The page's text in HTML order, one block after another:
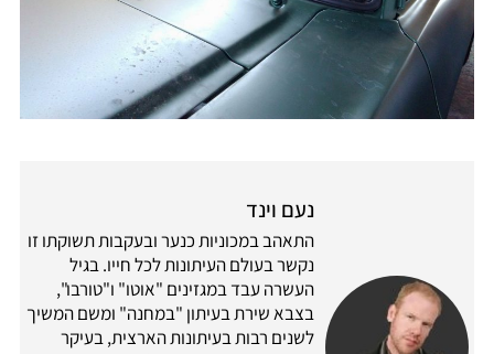
נעם וינד
התאהב במכוניות כנער ובעקבות תשוקתו זו
נקשר בעולם העיתונות לכל חייו. בגיל
העשרה עבד במגזינים "אוטו" ו"טורבו",
בצבא שירת בעיתון "במחנה" ומשם המשיך
לשנים רבות בעיתונות הארצית, בעיקר